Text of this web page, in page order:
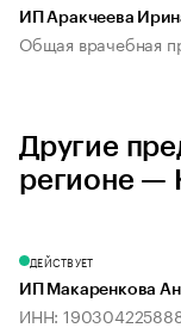
ИП Аракчеева
Общая врачебная
Другие
регионе —
ДЕЙСТВУЕТ
ИП Макаренкова
ИНН: